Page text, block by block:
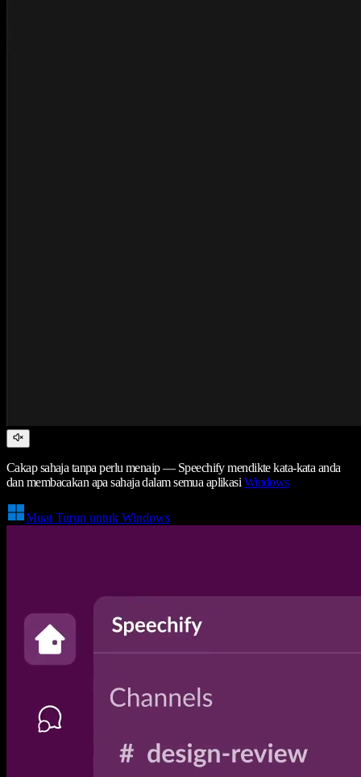
Cakap sahaja tanpa perlu menaip — Speechify mendikte kata-kata anda
dan membacakan apa sahaja dalam semua aplikasi Windows
Muat Turun untuk Windows